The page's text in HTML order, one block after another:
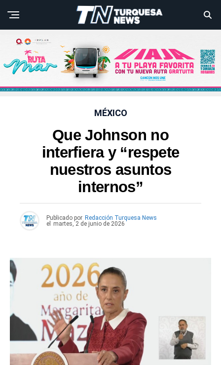
MÉXICO
Que Johnson no
interfiera y “respete
nuestros asuntos
internos”
Publicado por Redacción Turquesa News
el
martes, 2 de junio de 2026